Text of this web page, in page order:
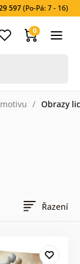
597(Po-Pá: 7 - 16)
0
Obrazy
Řazení